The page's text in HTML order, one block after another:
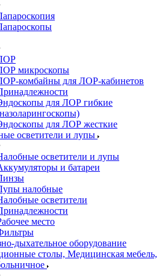
микроскопы
комбайны для ЛОР-кабинетов
для ЛОР гибкие
для ЛОР жесткие
осветители и лупы
осветители и лупы
и батареи
налобные
осветители
место
дыхательное оборудование
столы, Медицинская мебель,